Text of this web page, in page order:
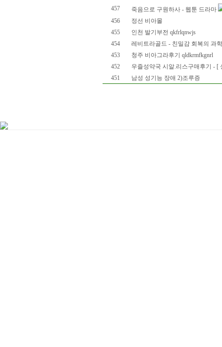
457
죽음으로 구원하사 - 웹툰 드라마
456
정선 비아몰
455
인천 발기부전 qkfrlqnwjs
454
레비트라골드 - 친밀감 회복의 과
453
청주 비아그라후기 qldkrmfkgnrl
452
우즐성약국 시알.리스구매후기 - [
451
남성 성기능 장애 2)조루증